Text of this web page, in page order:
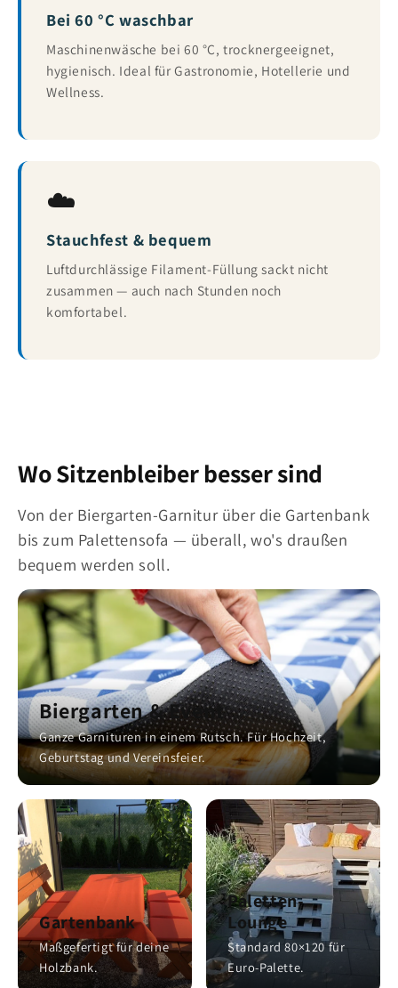
Bei 60 °C waschbar
Maschinenwäsche bei 60 °C, trocknergeeignet,
hygienisch. Ideal für Gastronomie, Hotellerie und
Wellness.
☁️
Stauchfest & bequem
Luftdurchlässige Filament-Füllung sackt nicht
zusammen — auch nach Stunden noch
komfortabel.
Wo Sitzenbleiber besser sind
Von der Biergarten-Garnitur über die Gartenbank
bis zum Palettensofa — überall, wo's draußen
bequem werden soll.
Biergarten & Event
Ganze Garnituren in einem Rutsch. Für Hochzeit,
Geburtstag und Vereinsfeier.
Gartenbank
Maßgefertigt für deine
Holzbank.
Paletten-
Lounge
Standard 80×120 für
Euro-Palette.